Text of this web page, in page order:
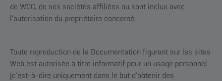
de WOC, de ses sociétés affiliées ou sont inclus avec
l’autorisation du propriétaire concerné.
Toute reproduction de la Documentation figurant sur les sites
Web est autorisée à titre informatif pour un usage personnel
(c’est-à-dire uniquement dans le but d’obtenir des